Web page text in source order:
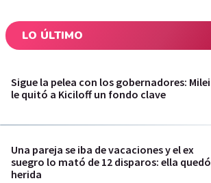
LO ÚLTIMO
Sigue la pelea con los gobernadores: Milei
le quitó a Kiciloff un fondo clave
Una pareja se iba de vacaciones y el ex
suegro lo mató de 12 disparos: ella quedó
herida